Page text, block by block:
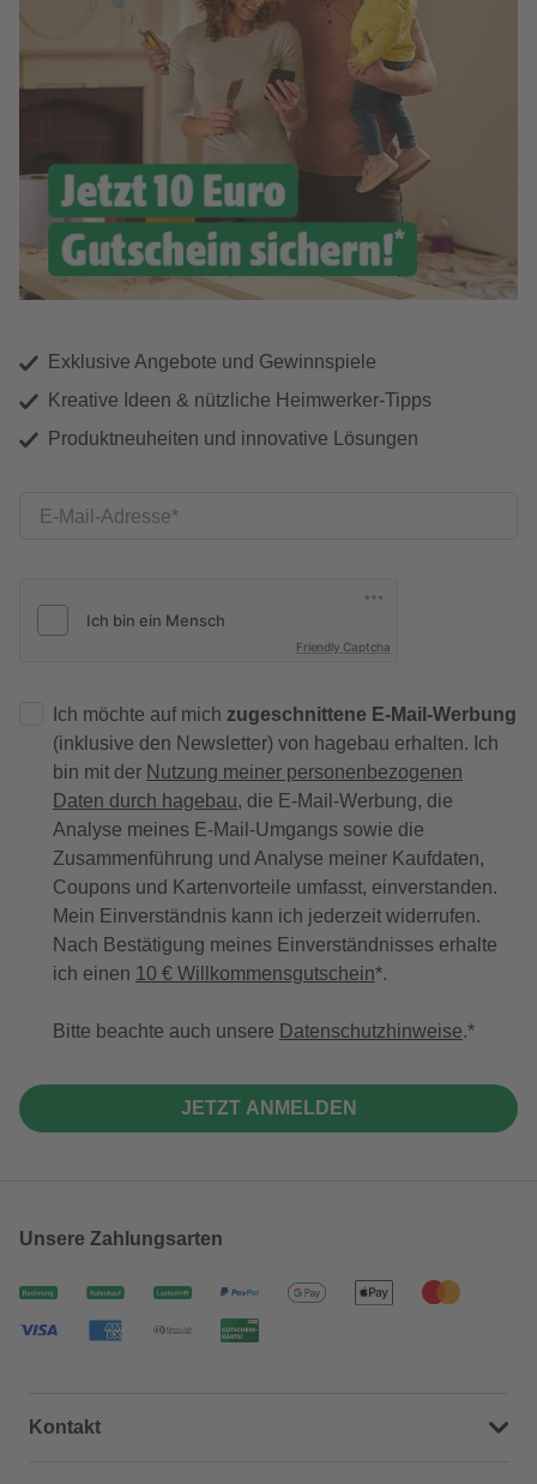
Exklusive Angebote und Gewinnspiele
Kreative Ideen & nützliche Heimwerker-Tipps
Produktneuheiten und innovative Lösungen
E-Mail-Adresse
Friendly Captcha
Ich möchte auf mich zugeschnittene E-Mail-Werbung
(inklusive den Newsletter) von hagebau erhalten. Ich
bin mit der Nutzung meiner personenbezogenen
Daten durch hagebau, die E-Mail-Werbung, die
Analyse meines E-Mail-Umgangs sowie die
Zusammenführung und Analyse meiner Kaufdaten,
Coupons und Kartenvorteile umfasst, einverstanden.
Mein Einverständnis kann ich jederzeit widerrufen.
Nach Bestätigung meines Einverständnisses erhalte
ich einen 10 € Willkommensgutschein*.
Bitte beachte auch unsere Datenschutzhinweise.
JETZT ANMELDEN
Unsere Zahlungsarten
Kontakt